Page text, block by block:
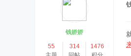
钱娇娇
55
314
1476